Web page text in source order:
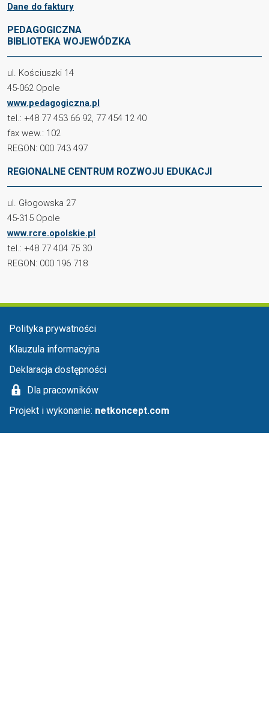
Dane do faktury
PEDAGOGICZNA
BIBLIOTEKA WOJEWÓDZKA
ul. Kościuszki 14
45-062 Opole
www.pedagogiczna.pl
tel.: +48 77 453 66 92, 77 454 12 40
fax wew.: 102
REGON: 000 743 497
REGIONALNE CENTRUM ROZWOJU EDUKACJI
ul. Głogowska 27
45-315 Opole
www.rcre.opolskie.pl
tel.: +48 77 404 75 30
REGON: 000 196 718
Menu stopka
Polityka prywatności
Klauzula informacyjna
Deklaracja dostępności
Dla pracowników
Projekt i wykonanie: netkoncept.com